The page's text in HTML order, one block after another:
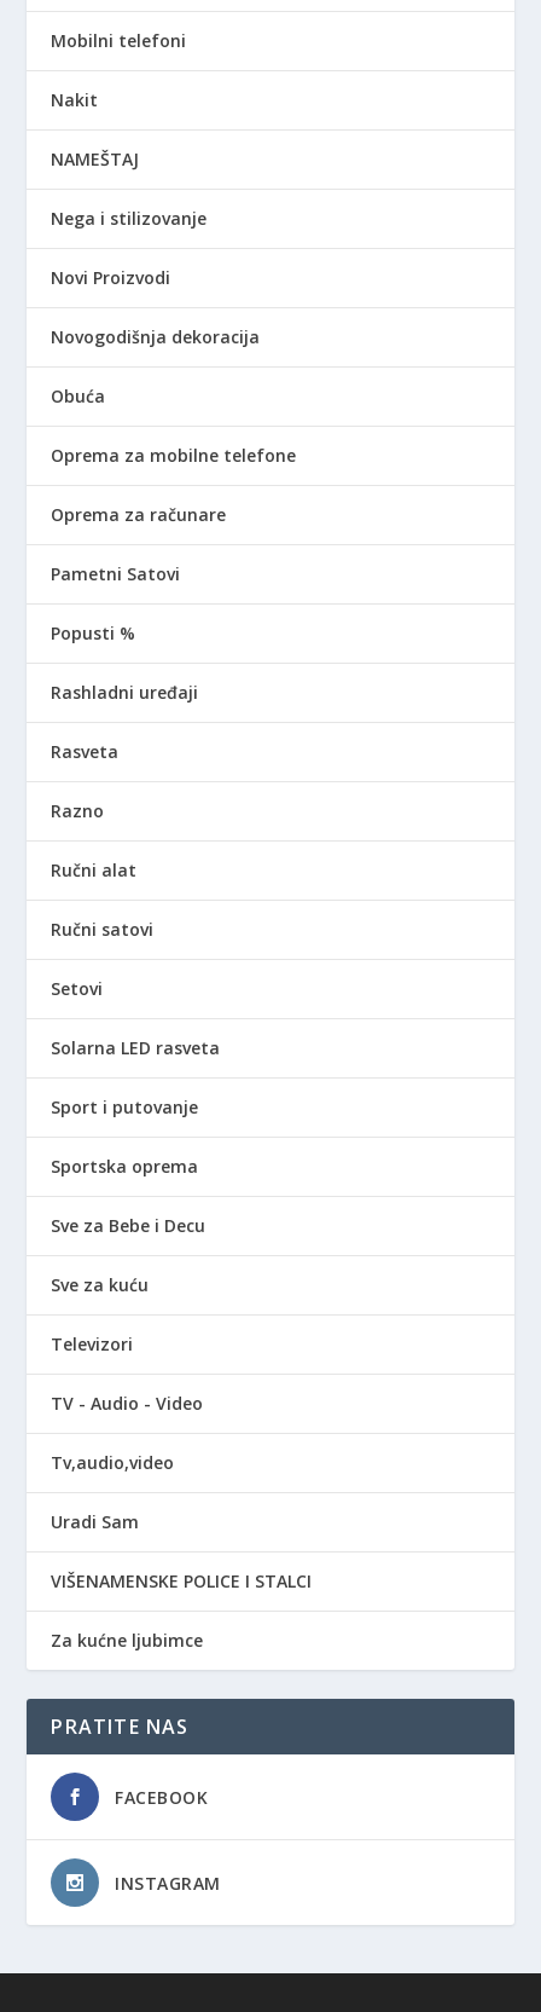
Mobilni telefoni
Nakit
NAMEŠTAJ
Nega i stilizovanje
Novi Proizvodi
Novogodišnja dekoracija
Obuća
Oprema za mobilne telefone
Oprema za računare
Pametni Satovi
Popusti %
Rashladni uređaji
Rasveta
Razno
Ručni alat
Ručni satovi
Setovi
Solarna LED rasveta
Sport i putovanje
Sportska oprema
Sve za Bebe i Decu
Sve za kuću
Televizori
TV - Audio - Video
Tv,audio,video
Uradi Sam
VIŠENAMENSKE POLICE I STALCI
Za kućne ljubimce
PRATITE NAS
FACEBOOK
INSTAGRAM